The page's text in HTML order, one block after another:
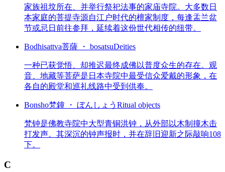
家族祖坟所在、并举行祭祀法事的家庙寺院。大多数日
本家庭的菩提寺源自江户时代的檀家制度，每逢盂兰盆
节或忌日前往参拜，延续着这份世代相传的纽带。
Bodhisattva菩薩 ・ bosatsuDeities
一种已获觉悟、却推迟最终成佛以普度众生的存在。观
音、地藏等菩萨是日本寺院中最受信众爱戴的形象，在
各自的殿堂和巡礼线路中受到供奉。
Bonsho梵鐘 ・ ぼんしょう Ritual objects
梵钟是佛教寺院中大型青铜洪钟，从外部以木制撞木击
打发声。其深沉的钟声报时，并在辞旧迎新之际敲响108
下。
C